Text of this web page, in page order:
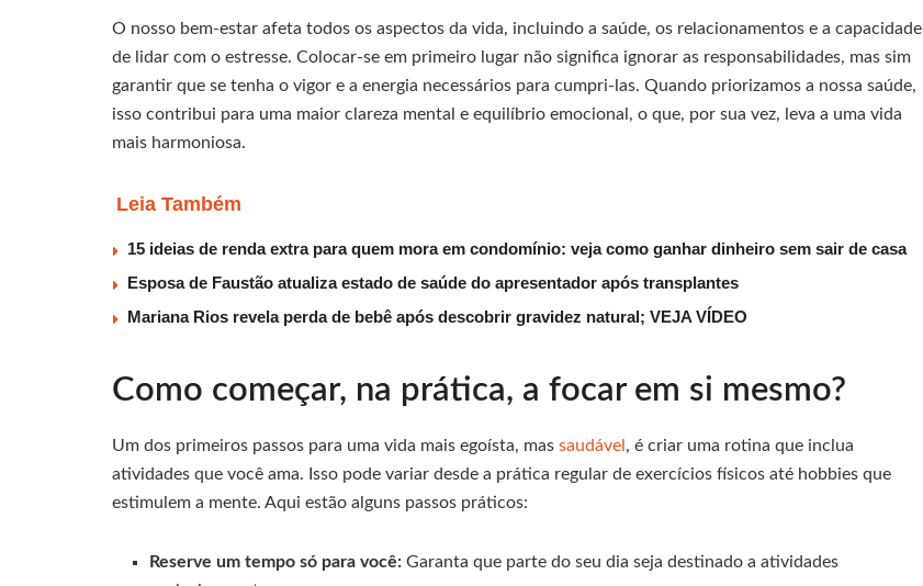
O nosso bem-estar afeta todos os aspectos da vida, incluindo a saúde, os relacionamentos e a capacidade
de lidar com o estresse. Colocar-se em primeiro lugar não significa ignorar as responsabilidades, mas sim
garantir que se tenha o vigor e a energia necessários para cumpri-las. Quando priorizamos a nossa saúde,
isso contribui para uma maior clareza mental e equilíbrio emocional, o que, por sua vez, leva a uma vida
mais harmoniosa.
Leia Também
15 ideias de renda extra para quem mora em condomínio: veja como ganhar dinheiro sem sair de casa
Esposa de Faustão atualiza estado de saúde do apresentador após transplantes
Mariana Rios revela perda de bebê após descobrir gravidez natural; VEJA VÍDEO
Como começar, na prática, a focar em si mesmo?
Um dos primeiros passos para uma vida mais egoísta, mas saudável , é criar uma rotina que inclua
atividades que você ama. Isso pode variar desde a prática regular de exercícios físicos até hobbies que
estimulem a mente. Aqui estão alguns passos práticos:
Reserve um tempo só para você: Garanta que parte do seu dia seja destinado a atividades